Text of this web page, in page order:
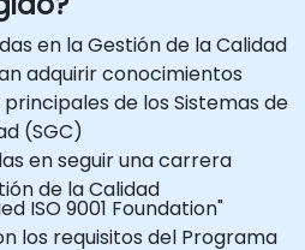
en la Gestión de la Calidad
adquirir conocimientos
de los Sistemas de
(SGC)
en seguir una carrera
de la Calidad
ISO 9001 Foundation"
los requisitos del Programa